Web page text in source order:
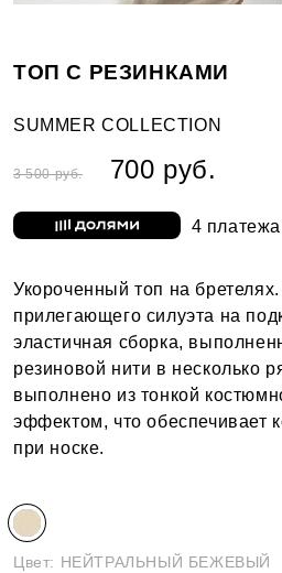
ТОП С РЕЗИНКАМИ
SUMMER COLLECTION
3 500 руб. 700 руб.
4
Укороченный топ на
прилегающего силуэта на
эластичная сборка,
резиновой нити в несколько
выполнено из тонкой
эффектом, что обеспечивает
при носке.
Цвет: НЕЙТРАЛЬНЫЙ БЕЖЕВЫЙ